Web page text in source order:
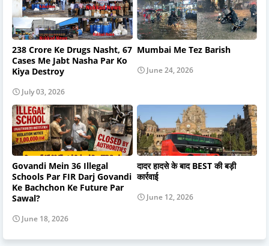
238 Crore Ke Drugs Nasht, 67
Cases Me Jabt Nasha Par Ko
Kiya Destroy
July 03, 2026
Mumbai Me Tez Barish
June 24, 2026
Govandi Mein 36 Illegal
Schools Par FIR Darj Govandi
Ke Bachchon Ke Future Par
Sawal?
June 18, 2026
दादर हादसे के बाद BEST की बड़ी
कार्रवाई
June 12, 2026